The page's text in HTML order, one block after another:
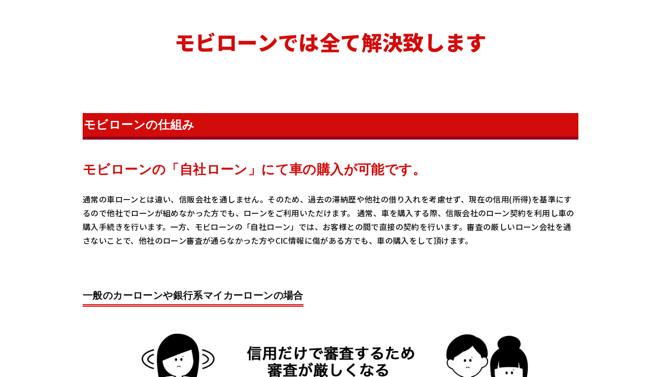
モビローンでは全て解決致します
モビローンの仕組み
モビローンの「自社ローン」にて車の購入が可能です。
通常の車ローンとは違い、信販会社を通しません。そのため、過去の滞納歴や他社の借り入れを考慮せず、現在の信用(所得)を基準にす
るので他社でローンが組めなかった方でも、ローンをご利用いただけます。 通常、車を購入する際、信販会社のローン契約を利用し車の
購入手続きを行います。一方、モビローンの「自社ローン」では、お客様との間で直接の契約を行います。審査の厳しいローン会社を通
さないことで、他社のローン審査が通らなかった方やCIC情報に傷がある方でも、車の購入をして頂けます。
一般のカーローンや銀行系マイカーローンの場合